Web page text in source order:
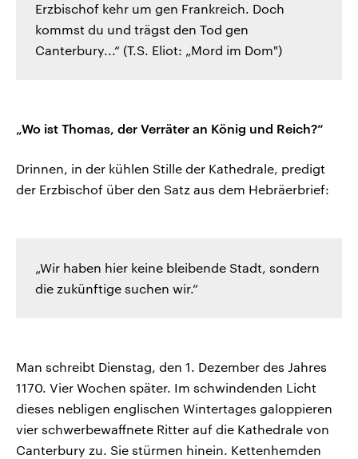
Erzbischof kehr um gen Frankreich. Doch
kommst du und trägst den Tod gen
Canterbury...“ (T.S. Eliot: „Mord im Dom")
„Wo ist Thomas, der Verräter an König und Reich?“
Drinnen, in der kühlen Stille der Kathedrale, predigt
der Erzbischof über den Satz aus dem Hebräerbrief:
„Wir haben hier keine bleibende Stadt, sondern
die zukünftige suchen wir.“
Man schreibt Dienstag, den 1. Dezember des Jahres
1170. Vier Wochen später. Im schwindenden Licht
dieses nebligen englischen Wintertages galoppieren
vier schwerbewaffnete Ritter auf die Kathedrale von
Canterbury zu. Sie stürmen hinein. Kettenhemden